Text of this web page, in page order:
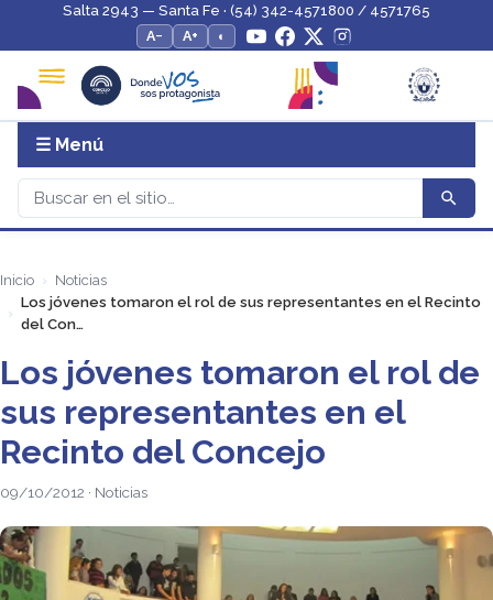
Salta 2943 — Santa Fe · (54) 342-4571800 / 4571765
A−
A+ ◐
☰ Menú
Inicio
Noticias
Los jóvenes tomaron el rol de sus representantes en el Recinto
del Con…
Los jóvenes tomaron el rol de
sus representantes en el
Recinto del Concejo
09/10/2012 · Noticias